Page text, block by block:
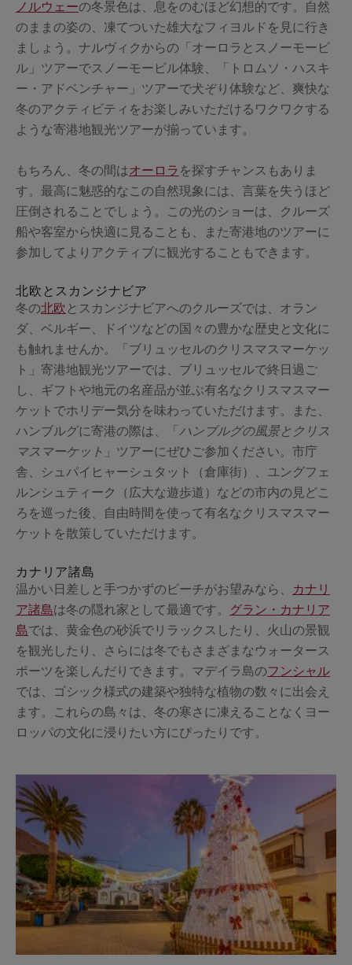
ノルウェーの冬景色は、息をのむほど幻想的です。自然
のままの姿の、凍てついた雄大なフィヨルドを見に行き
ましょう。ナルヴィクからの「オーロラとスノーモービ
ル」ツアーでスノーモービル体験、「トロムソ・ハスキ
ー・アドベンチャー」ツアーで犬ぞり体験など、爽快な
冬のアクティビティをお楽しみいただけるワクワクする
ような寄港地観光ツアーが揃っています。
もちろん、冬の間はオーロラ を探すチャンスもありま
す。最高に魅惑的なこの自然現象には、言葉を失うほど
圧倒されることでしょう。この光のショーは、クルーズ
船や客室から快適に見ることも、また寄港地のツアーに
参加してよりアクティブに観光することもできます。
北欧とスカンジナビア
冬の北欧 とスカンジナビアへのクルーズでは、オラン
ダ、ベルギー、ドイツなどの国々の豊かな歴史と文化に
も触れませんか。「ブリュッセルのクリスマスマーケッ
ト」寄港地観光ツアーでは、ブリュッセルで終日過ご
し、ギフトや地元の名産品が並ぶ有名なクリスマスマー
ケットでホリデー気分を味わっていただけます。
また、
ハンブルグに寄港の際は、「 ハンブルグの風景とクリス
マスマーケット 」ツアーにぜひご参加ください。市庁
舎、シュパイヒャーシュタット（倉庫街）、ユングフェ
ルンシュティーク（広大な遊歩道）などの市内の見どこ
ろを巡った後、自由時間を使って有名なクリスマスマー
ケットを散策していただけます。
カナリア諸島
温かい日差しと手つかずのビーチがお望みなら、
カナリ
ア諸島は冬の隠れ家として最適です。
グラン・カナリア
島では、黄金色の砂浜でリラックスしたり、火山の景観
を観光したり、さらには冬でもさまざまなウォータース
ポーツを楽しんだりできます。マデイラ島のフンシャル
では、ゴシック様式の建築や独特な植物の数々に出会え
ます。これらの島々は、冬の寒さに凍えることなくヨー
ロッパの文化に浸りたい方にぴったりです。